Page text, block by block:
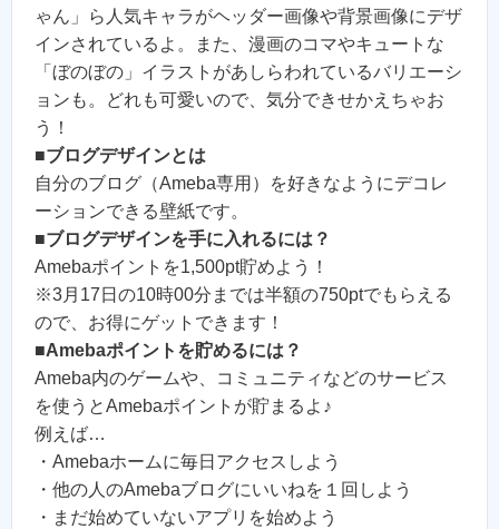
ゃん」ら人気キャラがヘッダー画像や背景画像にデザ
インされているよ。また、漫画のコマやキュートな
「ぼのぼの」イラストがあしらわれているバリエーシ
ョンも。どれも可愛いので、気分できせかえちゃお
う！
■ブログデザインとは
自分のブログ（Ameba専用）を好きなようにデコレ
ーションできる壁紙です。
■ブログデザインを手に入れるには？
Amebaポイントを1,500pt貯めよう！
※3月17日の10時00分までは半額の750ptでもらえる
ので、お得にゲットできます！
■Amebaポイントを貯めるには？
Ameba内のゲームや、コミュニティなどのサービス
を使うとAmebaポイントが貯まるよ♪
例えば…
・Amebaホームに毎日アクセスしよう
・他の人のAmebaブログにいいねを１回しよう
・まだ始めていないアプリを始めよう